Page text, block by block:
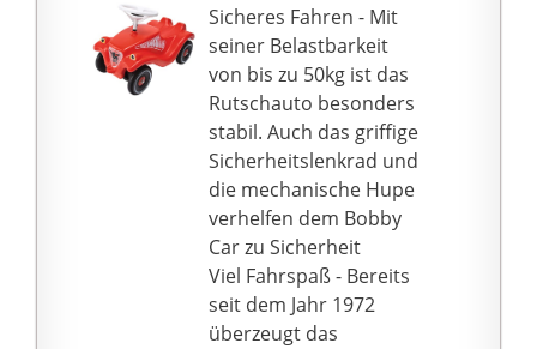
Lenken beeinflussen
sich also gegenseitig
nicht; das kommt dem
Spielvergnügen sehr
zugute.
Da bei einem Dreirad
Pedale und
Lenker/Lenkrad
miteinander verbunden
sind, geht beim
Anfahren durch die Hin-
Sicheres Fahren - Mit
seiner Belastbarkeit
von bis zu 50kg ist das
Rutschauto besonders
stabil. Auch das griffige
Sicherheitslenkrad und
die mechanische Hupe
verhelfen dem Bobby
Car zu Sicherheit
Viel Fahrspaß - Bereits
seit dem Jahr 1972
überzeugt das